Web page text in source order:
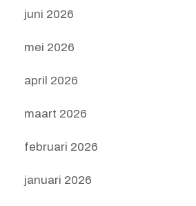
juni 2026
mei 2026
april 2026
maart 2026
februari 2026
januari 2026